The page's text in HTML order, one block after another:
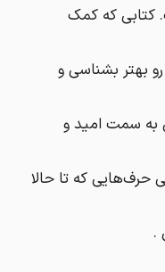
که کمک
بهتر بشناسی و
به سمت امید و
حرف‌هایی که تا حالا
.